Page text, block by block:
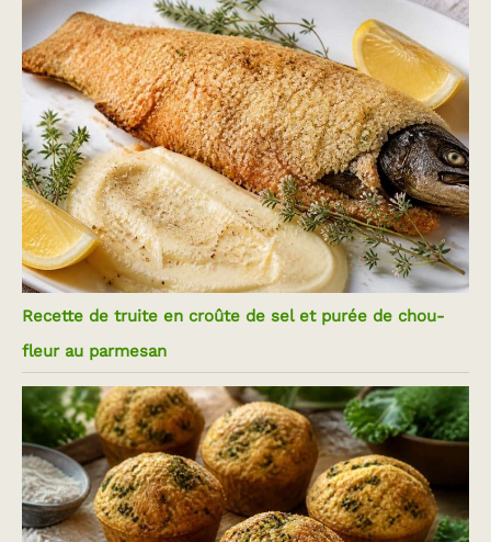
Recette de truite en croûte de sel et purée de chou-
fleur au parmesan